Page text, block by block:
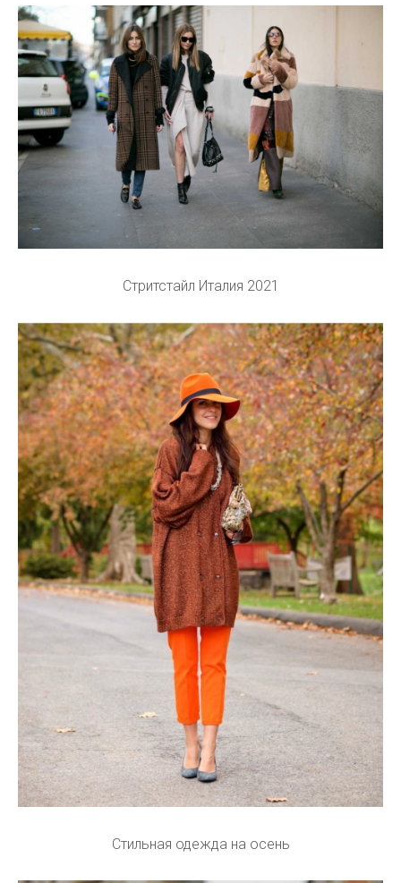
Стритстайл Италия 2021
Стильная одежда на осень